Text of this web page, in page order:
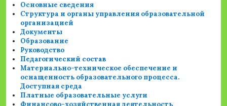
Основные сведения
Структура и органы управления образовательной
организацией
Документы
Образование
Руководство
Педагогический состав
Материально-техническое обеспечение и
оснащенность образовательного процесса.
Доступная среда
Платные образовательные услуги
Финансово-хозяйственная деятельность